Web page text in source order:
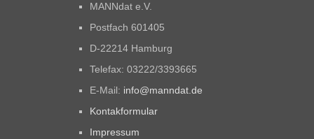
MANNdat e.V.
Postfach 601405
D-22214 Hamburg
Telefax: 03222/3393665
E-Mail: info@manndat.de
Kontakformular
Impressum